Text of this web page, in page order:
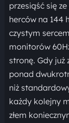
przesiąść się
herców na 144
czystym
monitorów
stronę. Gdy już
ponad
niż
każdy kolejny
złem